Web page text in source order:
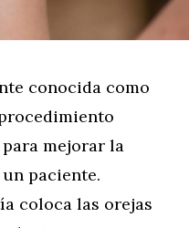
conocida como
mejorar la
paciente.
coloca las orejas